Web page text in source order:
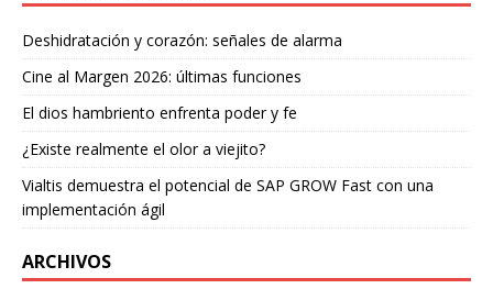
Deshidratación y corazón: señales de alarma
Cine al Margen 2026: últimas funciones
El dios hambriento enfrenta poder y fe
¿Existe realmente el olor a viejito?
Vialtis demuestra el potencial de SAP GROW Fast con una
implementación ágil
ARCHIVOS